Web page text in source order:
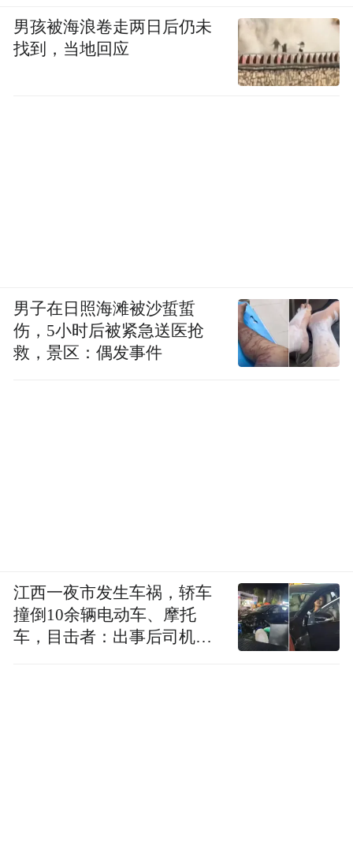
男孩被海浪卷走两日后仍未
找到，当地回应
男子在日照海滩被沙蜇蜇
伤，5小时后被紧急送医抢
救，景区：偶发事件
江西一夜市发生车祸，轿车
撞倒10余辆电动车、摩托
车，目击者：出事后司机一